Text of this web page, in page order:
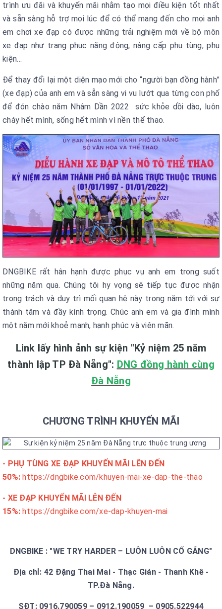
trình ưu đãi và khuyến mãi nhằm tạo mọi điều kiện tốt nhất
và sẵn sàng hỗ trợ mọi lúc để có thể mang đến cho mọi anh
em chơi xe đạp có được những trải nghiệm mới về bộ môn
xe đạp như trang phục năng động, nâng cấp phụ tùng, phụ
kiện…
Để thay đổi lại một diện mạo mới cho “người bạn đồng hành”
(xe đạp) của anh em và sẵn sàng vi vu lướt qua từng con phố
để đón chào năm Nhâm Dần 2022 sức khỏe dồi dào, luôn
cháy hết mình, sống hết mình vì nền thể thao.
DNGBIKE rất hân hạnh được phục vụ anh em trong suốt
những năm qua. Chúng tôi hy vọng sẽ tiếp tục được nhận
trọng trách và duy trì mối quan hệ này trong năm tới với sự
thành tâm và đầy kính trọng. Chúc anh em và gia đình mình
một năm mới khoẻ mạnh, hạnh phúc và viên mãn.
Link lấy hình ảnh sự kiện "Kỷ niệm 25 năm
thành lập TP Đà Nẵng": DNG đồng hành cùng
Đà Nẵng
CHƯƠNG TRÌNH KHUYẾN MÃI
- PHỤ TÙNG XE ĐẠP KHUYẾN MÃI LÊN ĐẾN
50%: https://dngbike.com/khuyen-mai-xe-dap-the-thao
- XE ĐẠP KHUYẾN MÃI LÊN ĐẾN
15%: https://dngbike.com/xe-dap-khuyen-mai
DNGBIKE : "WE TRY HARDER – LUÔN LUÔN CỐ GẮNG"
Địa chỉ: 42 Đặng Thai Mai - Thạc Gián - Thanh Khê -
TP.Đà Nẵng.
SĐT: 0916.790059 – 0912.190059 – 0905.522944